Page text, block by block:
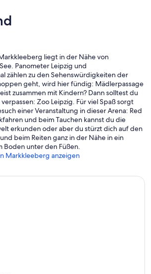
liegt in der Nähe von
Panometer Leipzig und
zählen zu den Sehenswürdigkeiten der
geht, wird hier fündig: Mädlerpassage
zusammen mit Kindern? Dann solltest du
Zoo Leipzig. Für viel Spaß sorgt
einer Veranstaltung in dieser Arena: Red
und beim Tauchen kannst du die
erkunden oder aber du stürzt dich auf den
beim Reiten ganz in der Nähe in ein
unter den Füßen.
Markkleeberg anzeigen